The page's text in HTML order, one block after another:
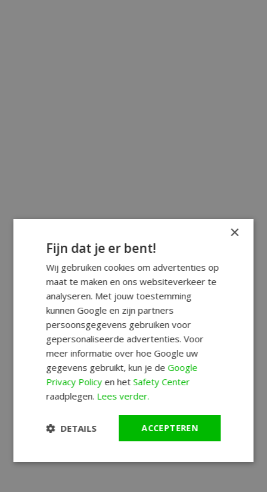
×
Fijn dat je er bent!
Wij gebruiken cookies om advertenties op
maat te maken en ons websiteverkeer te
analyseren. Met jouw toestemming
kunnen Google en zijn partners
persoonsgegevens gebruiken voor
gepersonaliseerde advertenties. Voor
meer informatie over hoe Google uw
gegevens gebruikt, kun je deGoogle
Privacy Policyen hetSafety Center
raadplegen. Lees verder.
ACCEPTEREN
DETAILS